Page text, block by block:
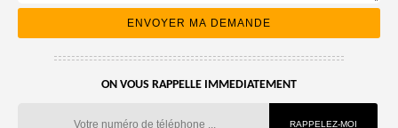
ON VOUS RAPPELLE IMMEDIATEMENT